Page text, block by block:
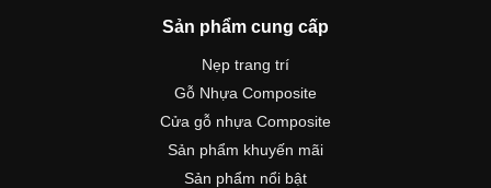
Sản phẩm cung cấp
Nẹp trang trí
Gỗ Nhựa Composite
Cửa gỗ nhựa Composite
Sản phẩm khuyến mãi
Sản phẩm nổi bật